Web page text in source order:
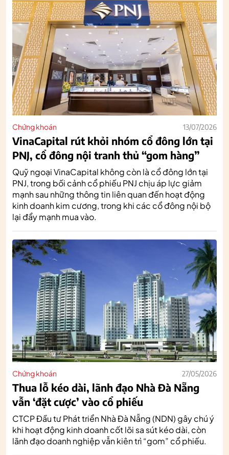
Chứng khoán 13/07/2026
VinaCapital rút khỏi nhóm cổ đông lớn tại
PNJ, cổ đông nội tranh thủ “gom hàng”
Quỹ ngoại VinaCapital không còn là cổ đông lớn tại
PNJ, trong bối cảnh cổ phiếu PNJ chịu áp lực giảm
mạnh sau những thông tin liên quan đến hoạt động
kinh doanh kim cương, trong khi các cổ đông nội bộ
lại đẩy mạnh mua vào.
Chứng khoán 27/05/2026
Thua lỗ kéo dài, lãnh đạo Nhà Đà Nẵng
vẫn ‘đặt cược’ vào cổ phiếu
CTCP Đầu tư Phát triển Nhà Đà Nẵng (NDN) gây chú ý
khi hoạt động kinh doanh cốt lõi sa sút kéo dài, còn
lãnh đạo doanh nghiệp vẫn kiên trì “gom” cổ phiếu.